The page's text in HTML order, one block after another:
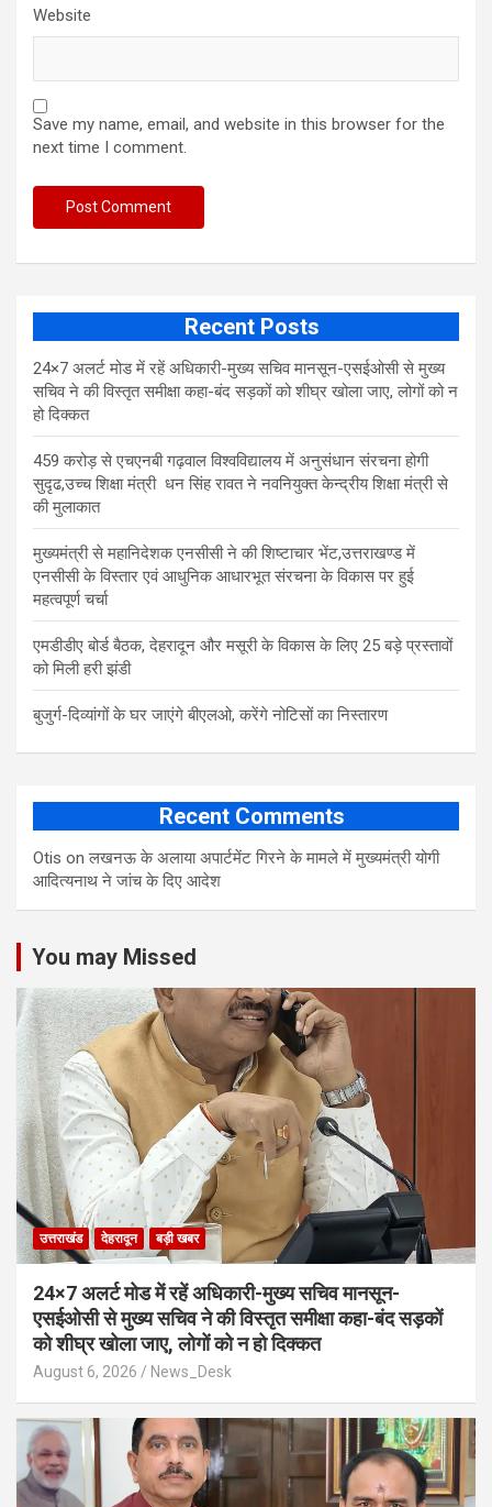
Website
Save my name, email, and website in this browser for the
next time I comment.
Recent Posts
24×7 अलर्ट मोड में रहें अधिकारी-मुख्य सचिव मानसून-एसईओसी से मुख्य
सचिव ने की विस्तृत समीक्षा कहा-बंद सड़कों को शीघ्र खोला जाए, लोगों को न
हो दिक्कत
459 करोड़ से एचएनबी गढ़वाल विश्वविद्यालय में अनुसंधान संरचना होगी
सुदृढ,उच्च शिक्षा मंत्री धन सिंह रावत ने नवनियुक्त केन्द्रीय शिक्षा मंत्री से
की मुलाकात
मुख्यमंत्री से महानिदेशक एनसीसी ने की शिष्टाचार भेंट,उत्तराखण्ड में
एनसीसी के विस्तार एवं आधुनिक आधारभूत संरचना के विकास पर हुई
महत्वपूर्ण चर्चा
एमडीडीए बोर्ड बैठक, देहरादून और मसूरी के विकास के लिए 25 बड़े प्रस्तावों
को मिली हरी झंडी
बुजुर्ग-दिव्यांगों के घर जाएंगे बीएलओ, करेंगे नोटिसों का निस्तारण
Recent Comments
Otis onलखनऊ के अलाया अपार्टमेंट गिरने के मामले में मुख्‍यमंत्री योगी
आद‍ित्‍यनाथ ने जांच के द‍िए आदेश
You may Missed
उत्तराखंड देहरादून बड़ी खबर
24×7 अलर्ट मोड में रहें अधिकारी-मुख्य सचिव मानसून-
एसईओसी से मुख्य सचिव ने की विस्तृत समीक्षा कहा-बंद सड़कों
को शीघ्र खोला जाए, लोगों को न हो दिक्कत
August 6, 2026 News_Desk